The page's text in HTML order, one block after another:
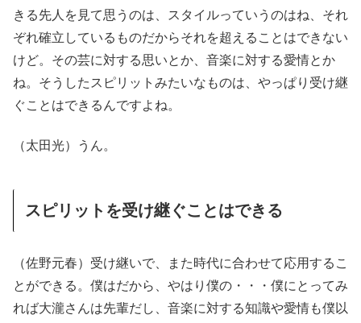
きる先人を見て思うのは、スタイルっていうのはね、それ
ぞれ確立しているものだからそれを超えることはできない
けど。その芸に対する思いとか、音楽に対する愛情とか
ね。そうしたスピリットみたいなものは、やっぱり受け継
ぐことはできるんですよね。
（太田光）うん。
スピリットを受け継ぐことはできる
（佐野元春）受け継いで、また時代に合わせて応用するこ
とができる。僕はだから、やはり僕の・・・僕にとってみ
れば大瀧さんは先輩だし、音楽に対する知識や愛情も僕以